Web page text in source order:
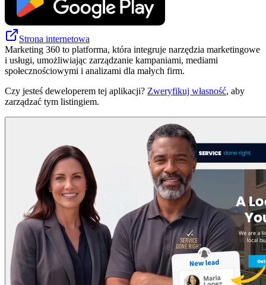
Strona internetowa
Marketing 360 to platforma, która integruje narzędzia marketingowe
i usługi, umożliwiając zarządzanie kampaniami, mediami
społecznościowymi i analizami dla małych firm.
Czy jesteś deweloperem tej aplikacji? Zweryfikuj własność, aby
zarządzać tym listingiem.